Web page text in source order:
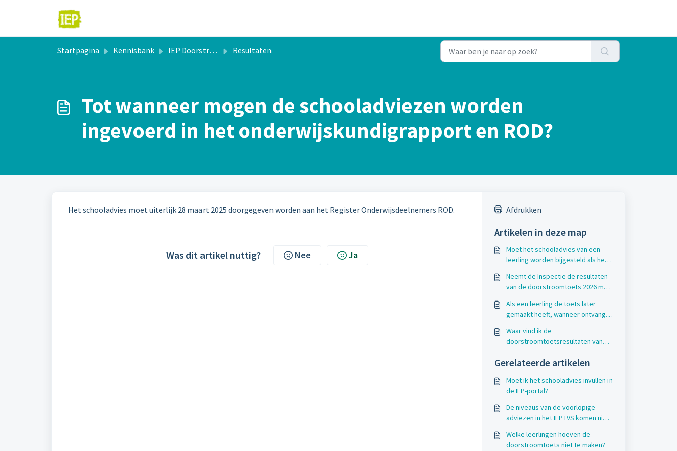
Startpagina Kennisbank IEP Doorstroomtoets Resultaten
Tot wanneer mogen de schooladviezen worden
ingevoerd in het onderwijskundigrapport en ROD?
Het schooladvies moet uiterlijk 28 maart 2025 doorgegeven worden aan het Register Onderwijsdeelnemers ROD.
Was dit artikel nuttig? Nee Ja
Afdrukken
Artikelen in deze map
Moet het schooladvies van een
leerling worden bijgesteld als het
is?
Neemt de Inspectie de resultaten
van de doorstroomtoets 2026 mee
leerresultaten?
Als een leerling de toets later
gemaakt heeft, wanneer ontvang ik
Waar vind ik de
doorstroomtoetsresultaten van
Gerelateerde artikelen
Moet ik het schooladvies invullen in
de IEP-portal?
De niveaus van de voorlopige
adviezen in het IEP LVS komen niet
wat moet ik doen?
Welke leerlingen hoeven de
doorstroomtoets niet te maken?